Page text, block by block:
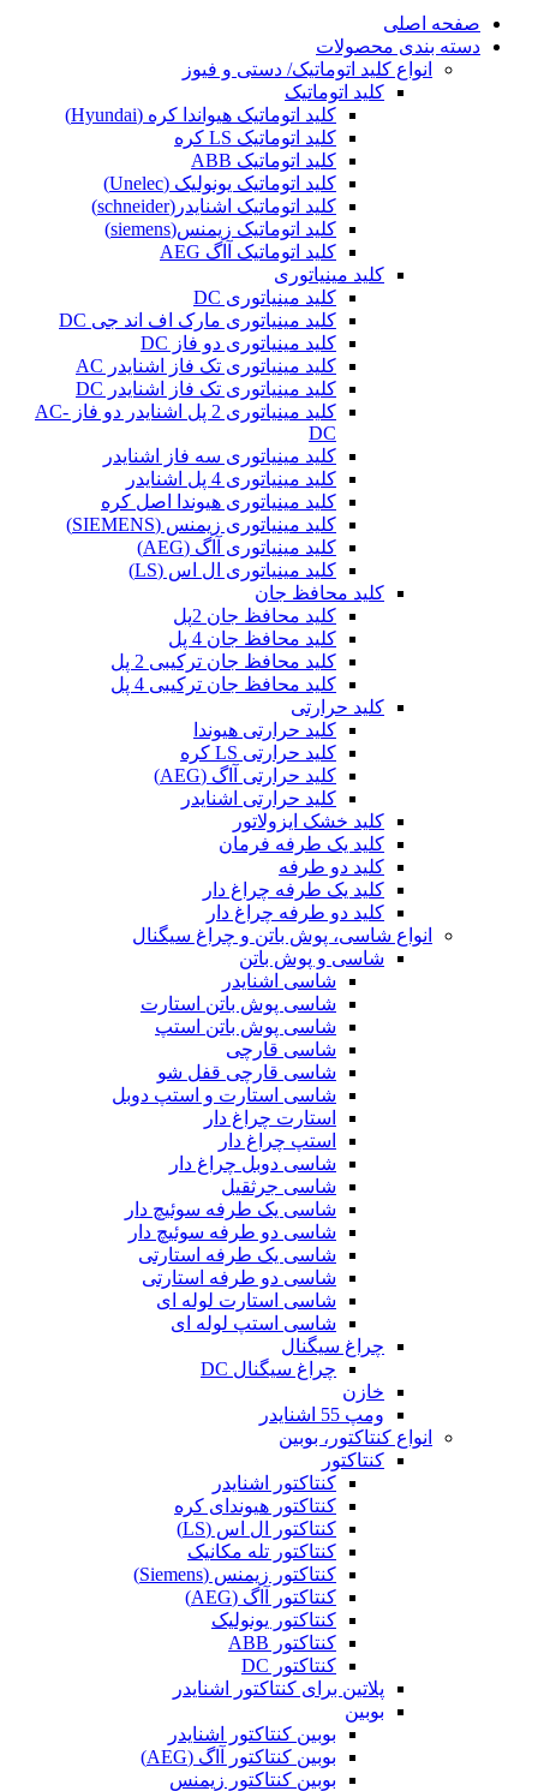
صفحه اصلی
دسته بندی محصولات
انواع کلید اتوماتیک/ دستی و فیوز
کلید اتوماتیک
کلید اتوماتیک هیواندا کره (Hyundai)
کلید اتوماتیک LS کره
کلید اتوماتیک ABB
کلید اتوماتیک یونولیک (Unelec)
کلید اتوماتیک اشنایدر(schneider)
کلید اتوماتیک زیمنس(siemens)
کلید اتوماتیک آاگ AEG
کلید مینیاتوری
کلید مینیاتوری DC
کلید مینیاتوری مارک اف اند جی DC
کلید مینیاتوری دو فاز DC
کلید مینیاتوری تک فاز اشنایدر AC
کلید مینیاتوری تک فاز اشنایدر DC
کلید مینیاتوری 2 پل اشنایدر دو فاز AC-
DC
کلید مینیاتوری سه فاز اشنایدر
کلید مینیاتوری 4 پل اشنایدر
کلید مینیاتوری هیوندا اصل کره
کلید مینیاتوری زیمنس (SIEMENS)
کلید مینیاتوری آاگ (AEG)
کلید مینیاتوری ال اس (LS)
کلید محافظ جان
کلید محافظ جان 2پل
کلید محافظ جان 4 پل
کلید محافظ جان ترکیبی 2 پل
کلید محافظ جان ترکیبی 4 پل
کلید حرارتی
کلید حرارتی هیوندا
کلید حرارتی LS کره
کلید حرارتی آاگ (AEG)
کلید حرارتی اشنایدر
کلید خشک ایزولاتور
کلید یک طرفه فرمان
کلید دو طرفه
کلید یک طرفه چراغ دار
کلید دو طرفه چراغ دار
انواع شاسی، پوش باتن و چراغ سیگنال
شاسی و پوش باتن
شاسی اشنایدر
شاسی پوش باتن استارت
شاسی پوش باتن استپ
شاسی قارچی
شاسی قارچی قفل شو
شاسی استارت و استپ دوبل
استارت چراغ دار
استپ چراغ دار
شاسی دوبل چراغ دار
شاسی جرثقیل
شاسی یک طرفه سوئیچ دار
شاسی دو طرفه سوئیچ دار
شاسی یک طرفه استارتی
شاسی دو طرفه استارتی
شاسی استارت لوله ای
شاسی استپ لوله ای
چراغ سیگنال
چراغ سیگنال DC
خازن
ومپ 55 اشنایدر
انواع کنتاکتور، بوبین
کنتاکتور
کنتاکتور اشنایدر
کنتاکتور هیوندای کره
کنتاکتور ال اس (LS)
کنتاکتور تله مکانیک
کنتاکتور زیمنس (Siemens)
کنتاکتور آاگ (AEG)
کنتاکتور یونولیک
کنتاکتور ABB
کنتاکتور DC
پلاتین برای کنتاکتور اشنایدر
بوبین
بوبین کنتاکتور اشنایدر
بوبین کنتاکتور آاگ (AEG)
بوبین کنتاکتور زیمنس